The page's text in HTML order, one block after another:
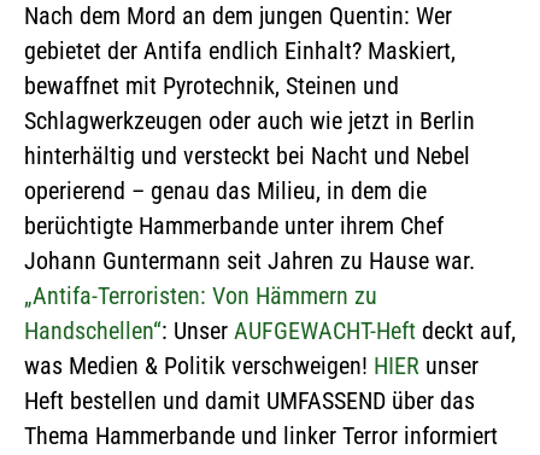
Nach dem Mord an dem jungen Quentin: Wer
gebietet der Antifa endlich Einhalt? Maskiert,
bewaffnet mit Pyrotechnik, Steinen und
Schlagwerkzeugen oder auch wie jetzt in Berlin
hinterhältig und versteckt bei Nacht und Nebel
operierend – genau das Milieu, in dem die
berüchtigte Hammerbande unter ihrem Chef
Johann Guntermann seit Jahren zu Hause war.
„Antifa-Terroristen: Von Hämmern zu
Handschellen“: Unser AUFGEWACHT-Heft deckt auf,
was Medien & Politik verschweigen! HIER unser
Heft bestellen und damit UMFASSEND über das
Thema Hammerbande und linker Terror informiert